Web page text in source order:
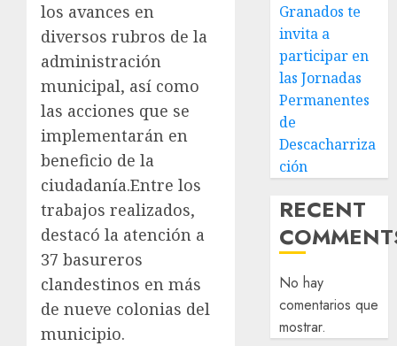
los avances en
diversos rubros de la
administración
municipal, así como
las acciones que se
implementarán en
beneficio de la
ciudadanía.Entre los
trabajos realizados,
destacó la atención a
37 basureros
clandestinos en más
de nueve colonias del
municipio.
Granados te
invita a
participar en
las Jornadas
Permanentes
de
Descacharriza
ción
RECENT
No hay
comentarios que
mostrar.